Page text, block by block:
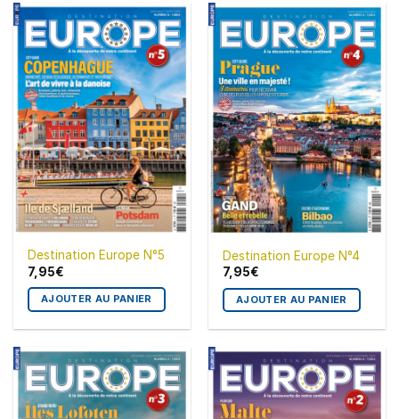
Destination Europe N°5
7,95€
AJOUTER AU PANIER
Destination Europe N°4
7,95€
AJOUTER AU PANIER